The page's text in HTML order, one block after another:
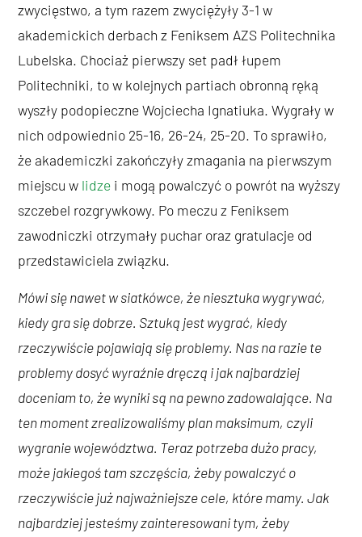
zwycięstwo, a tym razem zwyciężyły 3-1 w
akademickich derbach z Feniksem AZS Politechnika
Lubelska. Chociaż pierwszy set padł łupem
Politechniki, to w kolejnych partiach obronną ręką
wyszły podopieczne Wojciecha Ignatiuka. Wygrały w
nich odpowiednio 25-16, 26-24, 25-20. To sprawiło,
że akademiczki zakończyły zmagania na pierwszym
miejscu w lidze i mogą powalczyć o powrót na wyższy
szczebel rozgrywkowy. Po meczu z Feniksem
zawodniczki otrzymały puchar oraz gratulacje od
przedstawiciela związku.
Mówi się nawet w siatkówce, że niesztuka wygrywać,
kiedy gra się dobrze. Sztuką jest wygrać, kiedy
rzeczywiście pojawiają się problemy. Nas na razie te
problemy dosyć wyraźnie dręczą i jak najbardziej
doceniam to, że wyniki są na pewno zadowalające. Na
ten moment zrealizowaliśmy plan maksimum, czyli
wygranie województwa. Teraz potrzeba dużo pracy,
może jakiegoś tam szczęścia, żeby powalczyć o
rzeczywiście już najważniejsze cele, które mamy. Jak
najbardziej jesteśmy zainteresowani tym, żeby